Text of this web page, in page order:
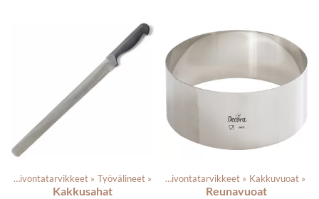
Leivontatarvikkeet ‪» Työvälineet ‪»
Kakkusahat
Tuotteet Leivontatarvikkeet ‪» Kakkuvuoat ‪»
Reunavuoat